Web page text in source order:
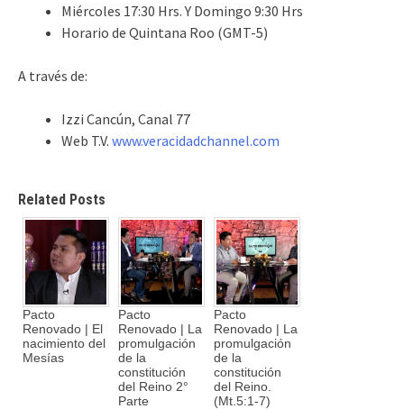
Miércoles 17:30 Hrs. Y Domingo 9:30 Hrs
Horario de Quintana Roo (GMT-5)
A través de:
Izzi Cancún, Canal 77
Web T.V. www.veracidadchannel.com
Related Posts
Pacto
Renovado | El
nacimiento del
Mesías
Pacto
Renovado | La
promulgación
de la
constitución
del Reino 2°
Parte
Pacto
Renovado | La
promulgación
de la
constitución
del Reino.
(Mt.5:1-7)